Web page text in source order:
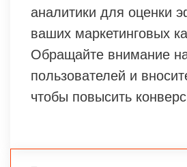
аналитики для оценки
ваших маркетинговых
Обращайте внимание
пользователей и
чтобы повысить